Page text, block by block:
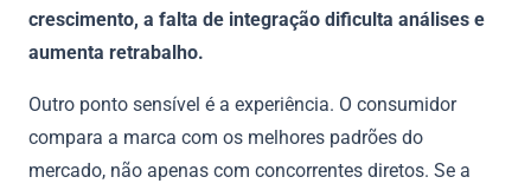
crescimento, a falta de integração dificulta análises e
aumenta retrabalho.
Outro ponto sensível é a experiência. O consumidor
compara a marca com os melhores padrões do
mercado, não apenas com concorrentes diretos. Se a